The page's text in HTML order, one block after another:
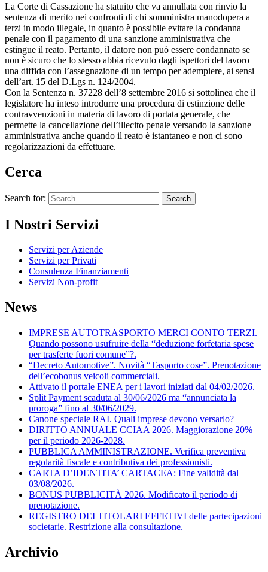
La Corte di Cassazione ha statuito che va annullata con rinvio la
sentenza di merito nei confronti di chi somministra manodopera a
terzi in modo illegale, in quanto è possibile evitare la condanna
penale con il pagamento di una sanzione amministrativa che
estingue il reato. Pertanto, il datore non può essere condannato se
non è sicuro che lo stesso abbia ricevuto dagli ispettori del lavoro
una diffida con l’assegnazione di un tempo per adempiere, ai sensi
dell’art. 15 del D.Lgs n. 124/2004.
Con la Sentenza n. 37228 dell’8 settembre 2016 si sottolinea che il
legislatore ha inteso introdurre una procedura di estinzione delle
contravvenzioni in materia di lavoro di portata generale, che
permette la cancellazione dell’illecito penale versando la sanzione
amministrativa anche quando il reato è istantaneo e non ci sono
regolarizzazioni da effettuare.
Cerca
Search for:
I Nostri Servizi
Servizi per Aziende
Servizi per Privati
Consulenza Finanziamenti
Servizi Non-profit
News
IMPRESE AUTOTRASPORTO MERCI CONTO TERZI.
Quando possono usufruire della “deduzione forfetaria spese
per trasferte fuori comune”?.
“Decreto Automotive”. Novità “Tasporto cose”. Prenotazione
dell’ecobonus veicoli commerciali.
Attivato il portale ENEA per i lavori iniziati dal 04/02/2026.
Split Payment scaduta al 30/06/2026 ma “annunciata la
proroga” fino al 30/06/2029.
Canone speciale RAI. Quali imprese devono versarlo?
DIRITTO ANNUALE CCIAA 2026. Maggiorazione 20%
per il periodo 2026-2028.
PUBBLICA AMMINISTRAZIONE. Verifica preventiva
regolarità fiscale e contributiva dei professionisti.
CARTA D’IDENTITA’ CARTACEA: Fine validità dal
03/08/2026.
BONUS PUBBLICITÀ 2026. Modificato il periodo di
prenotazione.
REGISTRO DEI TITOLARI EFFETIVI delle partecipazioni
societarie. Restrizione alla consultazione.
Archivio